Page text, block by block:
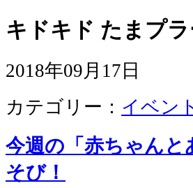
キドキド たまプ
2018年09月17日
カテゴリー： イベン
今週の「赤ちゃんと
そび！